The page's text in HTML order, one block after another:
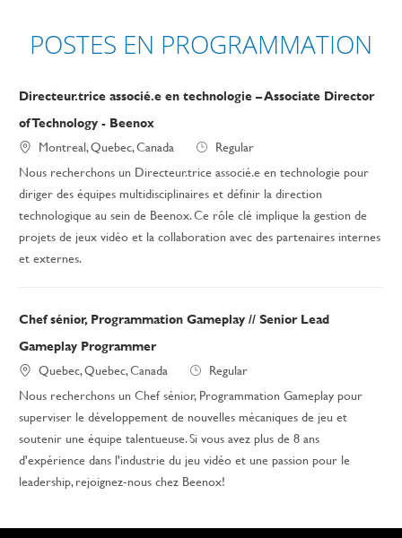
POSTES EN PROGRAMMATION
Directeur.trice associé.e en technologie – Associate Director
of Technology - Beenox
Montreal, Quebec, Canada
Regular
Nous recherchons un Directeur.trice associé.e en technologie pour
diriger des équipes multidisciplinaires et définir la direction
technologique au sein de Beenox. Ce rôle clé implique la gestion de
projets de jeux vidéo et la collaboration avec des partenaires internes
et externes.
Chef sénior, Programmation Gameplay // Senior Lead
Gameplay Programmer
Quebec, Quebec, Canada
Regular
Nous recherchons un Chef sénior, Programmation Gameplay pour
superviser le développement de nouvelles mécaniques de jeu et
soutenir une équipe talentueuse. Si vous avez plus de 8 ans
d'expérience dans l'industrie du jeu vidéo et une passion pour le
leadership, rejoignez-nous chez Beenox!